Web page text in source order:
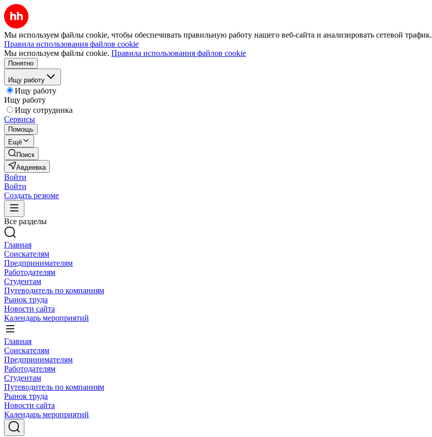
Мы используем файлы cookie, чтобы обеспечивать правильную работу нашего веб-сайта и анализировать сетевой трафик.
Правила использования файлов cookie
Мы используем файлы cookie. Правила использования файлов cookie
Понятно
Ищу работу
Ищу работу
Ищу работу
Ищу сотрудника
Сервисы
Помощь
Ещё
Поиск
Авдеевка
Войти
Войти
Создать резюме
Все разделы
Главная
Соискателям
Предпринимателям
Работодателям
Студентам
Путеводитель по компаниям
Рынок труда
Новости сайта
Календарь мероприятий
Главная
Соискателям
Предпринимателям
Работодателям
Студентам
Путеводитель по компаниям
Рынок труда
Новости сайта
Календарь мероприятий